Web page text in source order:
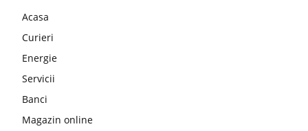
Acasa
Curieri
Energie
Servicii
Banci
Magazin online